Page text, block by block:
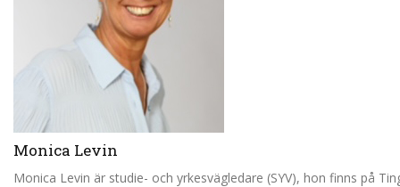
Monica Levin
Monica Levin är studie- och yrkesvägledare (SYV), hon finns på